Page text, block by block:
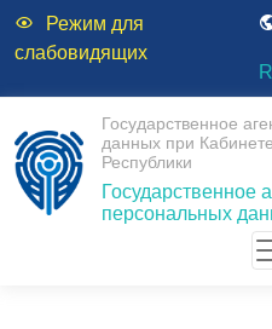
Режим для
слабовидящих
Государственное
данных при
Республики
Государственное
персональных